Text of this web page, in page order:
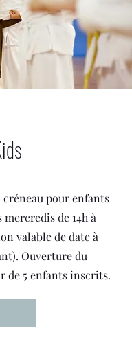
pour enfants
mercredis de 14h à
valable de date à
Ouverture du
de 5 enfants inscrits.